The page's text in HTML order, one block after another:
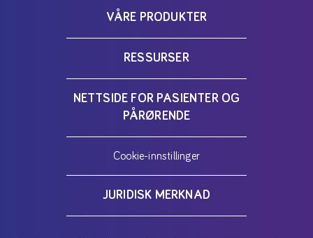
VÅRE PRODUKTER
RESSURSER
NETTSIDE FOR PASIENTER OG
PÅRØRENDE
Cookie-innstillinger
JURIDISK MERKNAD